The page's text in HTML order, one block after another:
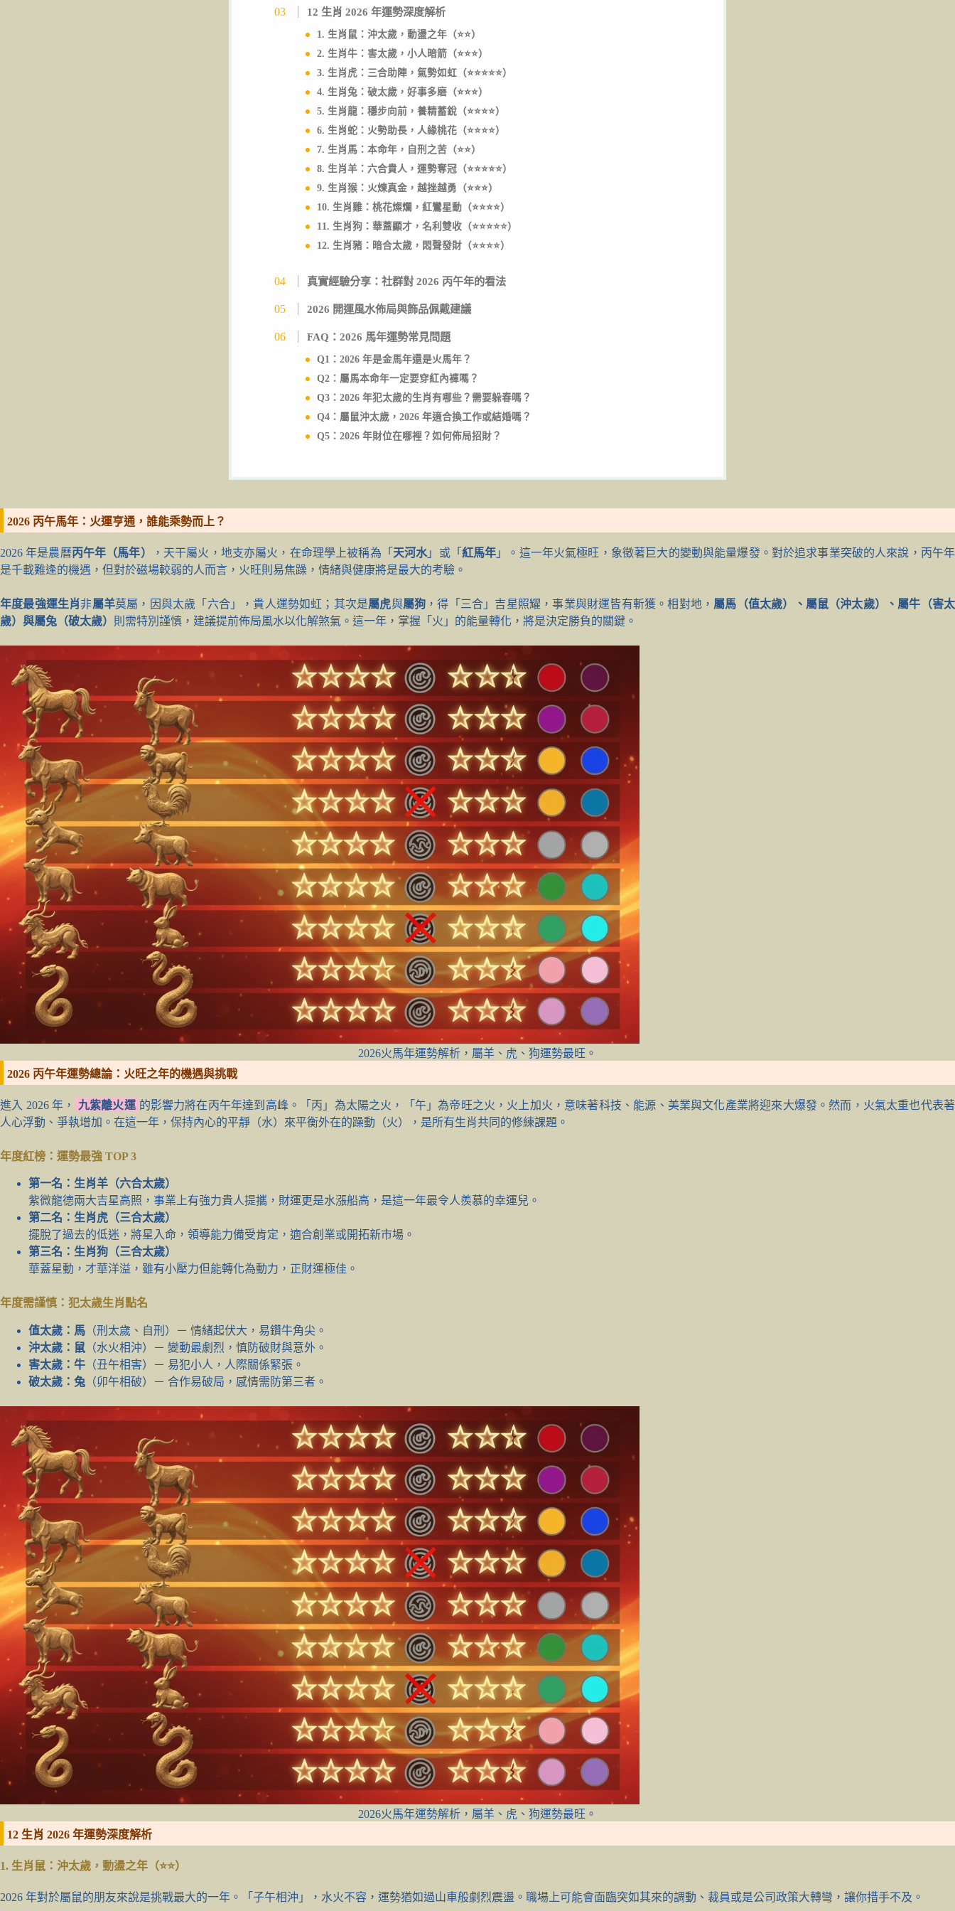
12 生肖 2026 年運勢深度解析
1. 生肖鼠：沖太歲，動盪之年（⭐⭐）
2. 生肖牛：害太歲，小人暗箭（⭐⭐⭐）
3. 生肖虎：三合助陣，氣勢如虹（⭐⭐⭐⭐⭐）
4. 生肖兔：破太歲，好事多磨（⭐⭐⭐）
5. 生肖龍：穩步向前，養精蓄銳（⭐⭐⭐⭐）
6. 生肖蛇：火勢助長，人緣桃花（⭐⭐⭐⭐）
7. 生肖馬：本命年，自刑之苦（⭐⭐）
8. 生肖羊：六合貴人，運勢奪冠（⭐⭐⭐⭐⭐）
9. 生肖猴：火煉真金，越挫越勇（⭐⭐⭐）
10. 生肖雞：桃花燦爛，紅鸞星動（⭐⭐⭐⭐）
11. 生肖狗：華蓋顯才，名利雙收（⭐⭐⭐⭐⭐）
12. 生肖豬：暗合太歲，悶聲發財（⭐⭐⭐⭐）
真實經驗分享：社群對 2026 丙午年的看法
2026 開運風水佈局與飾品佩戴建議
FAQ：2026 馬年運勢常見問題
Q1：2026 年是金馬年還是火馬年？
Q2：屬馬本命年一定要穿紅內褲嗎？
Q3：2026 年犯太歲的生肖有哪些？需要躲春嗎？
Q4：屬鼠沖太歲，2026 年適合換工作或結婚嗎？
Q5：2026 年財位在哪裡？如何佈局招財？
2026 丙午馬年：火運亨通，誰能乘勢而上？
2026 年是農曆丙午年（馬年） ，天干屬火，地支亦屬火，在命理學上被稱為「 天河水」或「 紅馬年 」。這一年火氣極旺，象徵著巨大的變動與能量爆發。對於追求事業突破的人來說，丙午年
是千載難逢的機遇，但對於磁場較弱的人而言，火旺則易焦躁，情緒與健康將是最大的考驗。
年度最強運生肖非屬羊莫屬，因與太歲「六合」，貴人運勢如虹；其次是屬虎與屬狗 ，得「三合」吉星照耀，事業與財運皆有斬獲。相對地， 屬馬（值太歲）、屬鼠（沖太歲）、屬牛（害太
歲）與屬兔（破太歲） 則需特別謹慎，建議提前佈局風水以化解煞氣。這一年，掌握「火」的能量轉化，將是決定勝負的關鍵。
2026火馬年運勢解析，屬羊、虎、狗運勢最旺。
2026 丙午年運勢總論：火旺之年的機遇與挑戰
進入 2026 年， 九紫離火運 的影響力將在丙午年達到高峰。「丙」為太陽之火，「午」為帝旺之火，火上加火，意味著科技、能源、美業與文化產業將迎來大爆發。然而，火氣太重也代表著
人心浮動、爭執增加。在這一年，保持內心的平靜（水）來平衡外在的躁動（火），是所有生肖共同的修練課題。
年度紅榜：運勢最強 TOP 3
第一名：生肖羊（六合太歲）
紫微龍德兩大吉星高照，事業上有強力貴人提攜，財運更是水漲船高，是這一年最令人羨慕的幸運兒。
第二名：生肖虎（三合太歲）
擺脫了過去的低迷，將星入命，領導能力備受肯定，適合創業或開拓新市場。
第三名：生肖狗（三合太歲）
華蓋星動，才華洋溢，雖有小壓力但能轉化為動力，正財運極佳。
年度需謹慎：犯太歲生肖點名
值太歲：馬 （刑太歲、自刑）－ 情緒起伏大，易鑽牛角尖。
沖太歲：鼠 （水火相沖）－ 變動最劇烈，慎防破財與意外。
害太歲：牛 （丑午相害）－ 易犯小人，人際關係緊張。
破太歲：兔 （卯午相破）－ 合作易破局，感情需防第三者。
2026火馬年運勢解析，屬羊、虎、狗運勢最旺。
12 生肖 2026 年運勢深度解析
1. 生肖鼠：沖太歲，動盪之年（⭐⭐）
2026 年對於屬鼠的朋友來說是挑戰最大的一年。「子午相沖」，水火不容，運勢猶如過山車般劇烈震盪。職場上可能會面臨突如其來的調動、裁員或是公司政策大轉彎，讓你措手不及。